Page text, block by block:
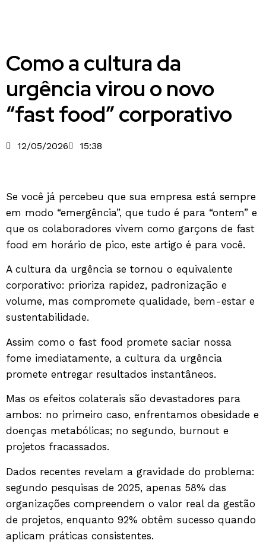
Como a cultura da
urgência virou o novo
“fast food” corporativo
12/05/2026 15:38
Se você já percebeu que sua empresa está sempre
em modo “emergência”, que tudo é para “ontem” e
que os colaboradores vivem como garçons de fast
food em horário de pico, este artigo é para você.
A cultura da urgência se tornou o equivalente
corporativo: prioriza rapidez, padronização e
volume, mas compromete qualidade, bem-estar e
sustentabilidade.
Assim como o fast food promete saciar nossa
fome imediatamente, a cultura da urgência
promete entregar resultados instantâneos.
Mas os efeitos colaterais são devastadores para
ambos: no primeiro caso, enfrentamos obesidade e
doenças metabólicas; no segundo, burnout e
projetos fracassados.
Dados recentes revelam a gravidade do problema:
segundo pesquisas de 2025, apenas 58% das
organizações compreendem o valor real da gestão
de projetos, enquanto 92% obtêm sucesso quando
aplicam práticas consistentes.